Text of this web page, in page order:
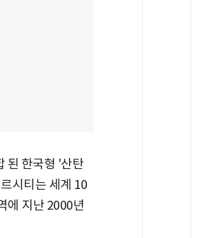
된 한국형 '산탄
시티는 세계 10
에 지난 2000년